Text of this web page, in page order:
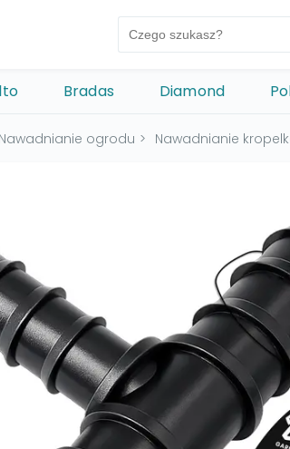
Bradas Diamond
Nawadnianie ogrodu > Nawadnianie